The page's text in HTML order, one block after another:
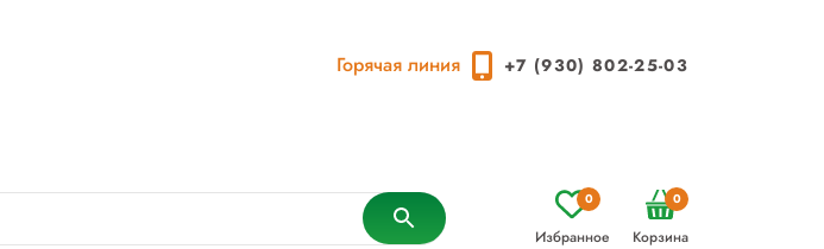
Горячая линия +7 (930) 802-25-03
Избранное
0
Корзина
0